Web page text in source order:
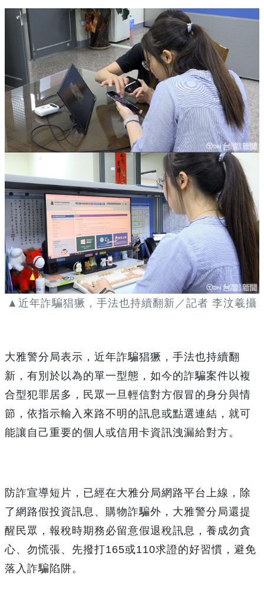
▲近年詐騙猖獗，手法也持續翻新／記者 李汶羲攝
大雅警分局表示，近年詐騙猖獗，手法也持續翻
新，有別於以為的單一型態，如今的詐騙案件以複
合型犯罪居多，民眾一旦輕信對方假冒的身分與情
節，依指示輸入來路不明的訊息或點選連結，就可
能讓自己重要的個人或信用卡資訊洩漏給對方。
防詐宣導短片，已經在大雅分局網路平台上線，除
了網路假投資訊息、購物詐騙外，大雅警分局還提
醒民眾，報稅時期務必留意假退稅訊息，養成勿貪
心、勿慌張、先撥打165或110求證的好習慣，避免
落入詐騙陷阱。